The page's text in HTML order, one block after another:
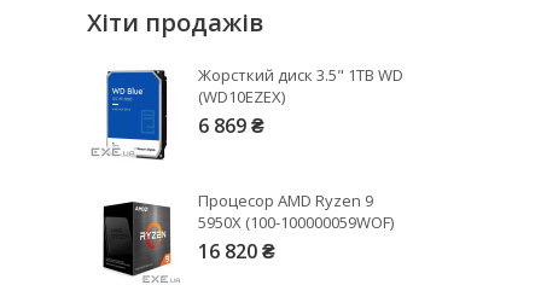
14 Тб
18 Тб
24 Тб
28 Тб
40 Тб
Хіти продажів
Жорсткий диск 3.5" 1TB WD
(WD10EZEX)
6 869 ₴
Процесор AMD Ryzen 9
5950X (100-100000059WOF)
16 820 ₴